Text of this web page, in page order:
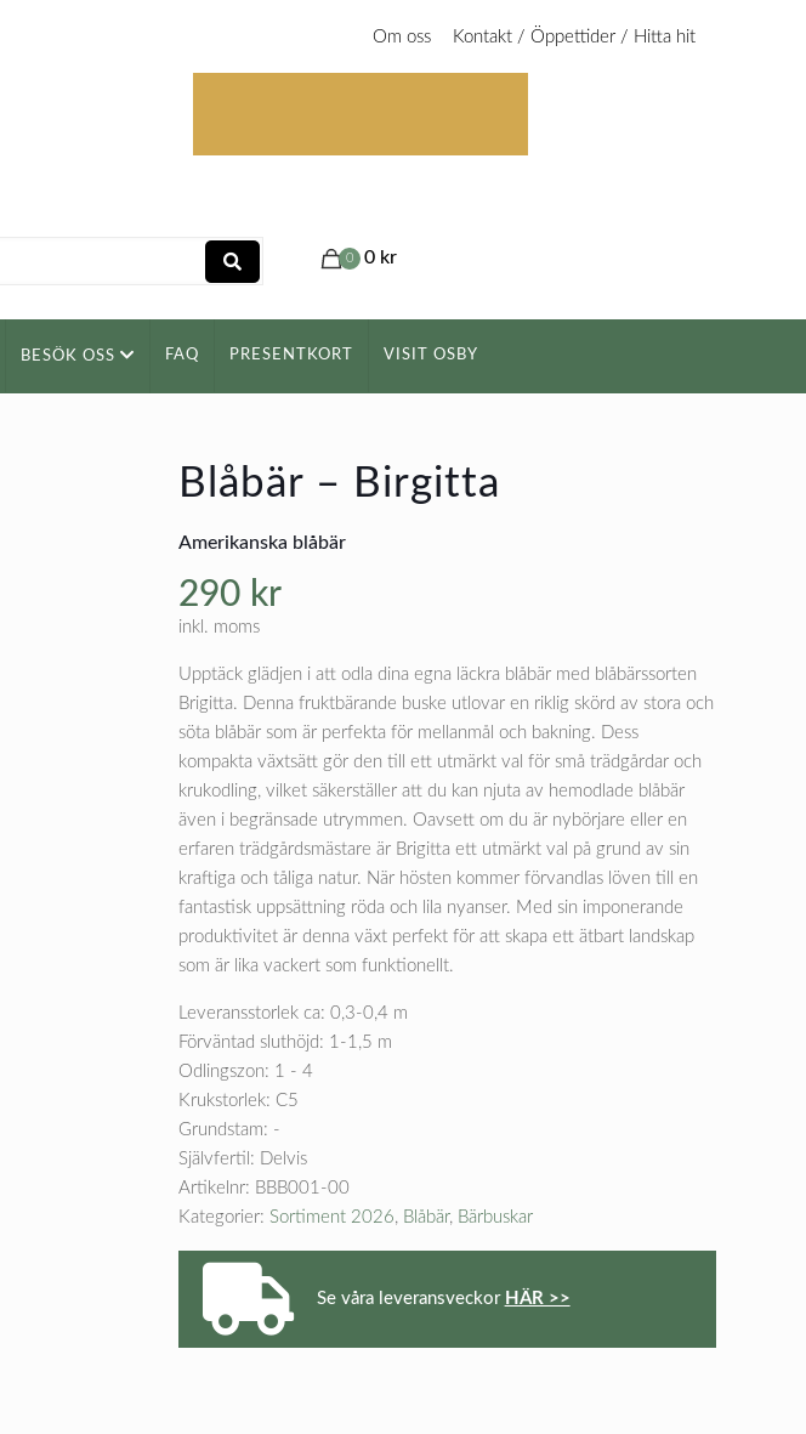
0 0 kr
BESÖK OSS FAQ PRESENTKORT VISIT OSBY
Om oss Kontakt / Öppettider / Hitta hit
Blåbär – Birgitta
Amerikanska blåbär
290 kr
inkl. moms
Upptäck glädjen i att odla dina egna läckra blåbär med blåbärssorten
Brigitta. Denna fruktbärande buske utlovar en riklig skörd av stora och
söta blåbär som är perfekta för mellanmål och bakning. Dess
kompakta växtsätt gör den till ett utmärkt val för små trädgårdar och
krukodling, vilket säkerställer att du kan njuta av hemodlade blåbär
även i begränsade utrymmen. Oavsett om du är nybörjare eller en
erfaren trädgårdsmästare är Brigitta ett utmärkt val på grund av sin
kraftiga och tåliga natur. När hösten kommer förvandlas löven till en
fantastisk uppsättning röda och lila nyanser. Med sin imponerande
produktivitet är denna växt perfekt för att skapa ett ätbart landskap
som är lika vackert som funktionellt.
Leveransstorlek ca: 0,3-0,4 m
Förväntad sluthöjd: 1-1,5 m
Odlingszon: 1 - 4
Krukstorlek: C5
Grundstam: -
Självfertil: Delvis
Artikelnr: BBB001-00
Kategorier: Sortiment 2026, Blåbär, Bärbuskar
Se våra leveransveckor HÄR >>